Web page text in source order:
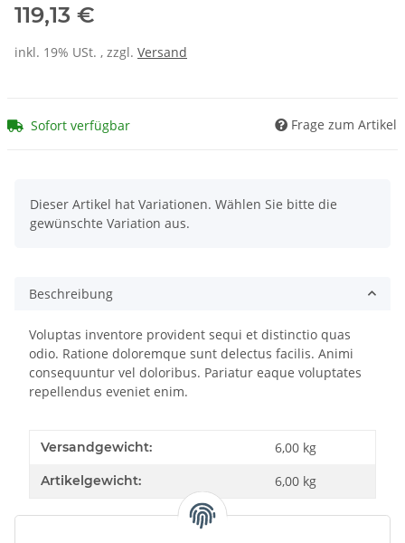
119,13 €
inkl. 19% USt. , zzgl. Versand
Sofort verfügbar Frage zum Artikel
x
Dieser Artikel hat Variationen. Wählen Sie bitte die
gewünschte Variation aus.
Beschreibung
Voluptas inventore provident sequi et distinctio quas
odio. Ratione doloremque sunt delectus facilis. Animi
consequuntur vel doloribus. Pariatur eaque voluptates
repellendus eveniet enim.
Versandgewicht: 6,00 kg
Artikelgewicht: 6,00 kg